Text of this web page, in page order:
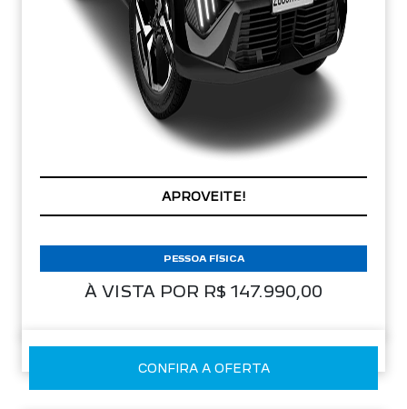
PREÇOS REDUZIDOS
À VISTA POR R$ 147.990,00
PESSOA FÍSICA
CONFIRA A OFERTA